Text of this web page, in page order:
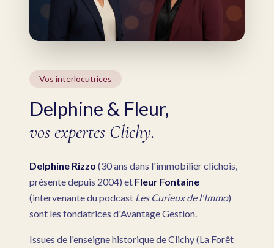
Vos interlocutrices
Delphine & Fleur,
vos expertes Clichy.
Delphine Rizzo (30 ans dans l'immobilier clichois,
présente depuis 2004) et Fleur Fontaine
(intervenante du podcast Les Curieux de l'Immo)
sont les fondatrices d'Avantage Gestion.
Issues de l'enseigne historique de Clichy (La Forêt